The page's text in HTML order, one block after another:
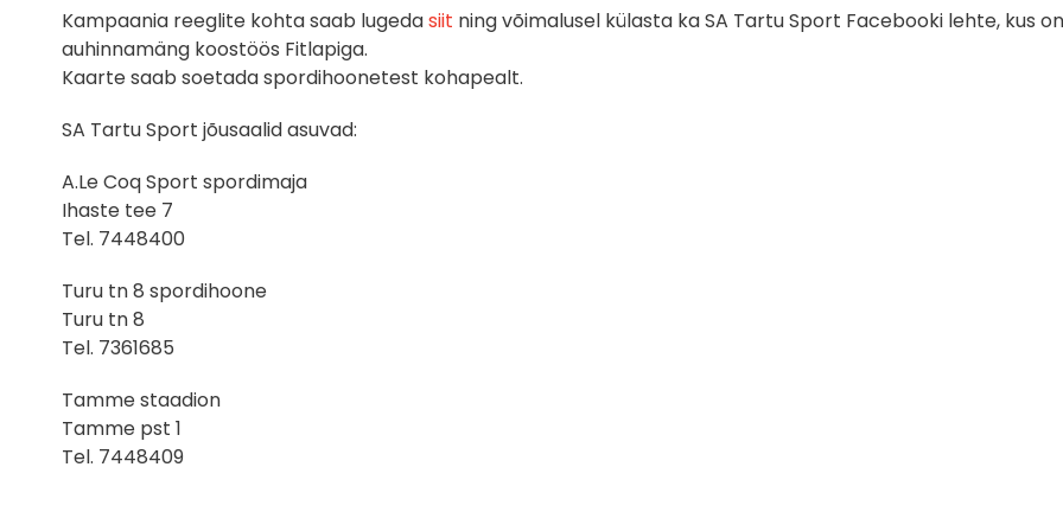
Kampaania reeglite kohta saab lugedasiit ning võimalusel külasta ka SA Tartu Sport Facebooki lehte, kus
auhinnamäng koostöös Fitlapiga.
Kaarte saab soetada spordihoonetest kohapealt.
SA Tartu Sport jõusaalid asuvad:
A.Le Coq Sport spordimaja
Ihaste tee 7
Tel. 7448400
Turu tn 8 spordihoone
Turu tn 8
Tel. 7361685
Tamme staadion
Tamme pst 1
Tel. 7448409